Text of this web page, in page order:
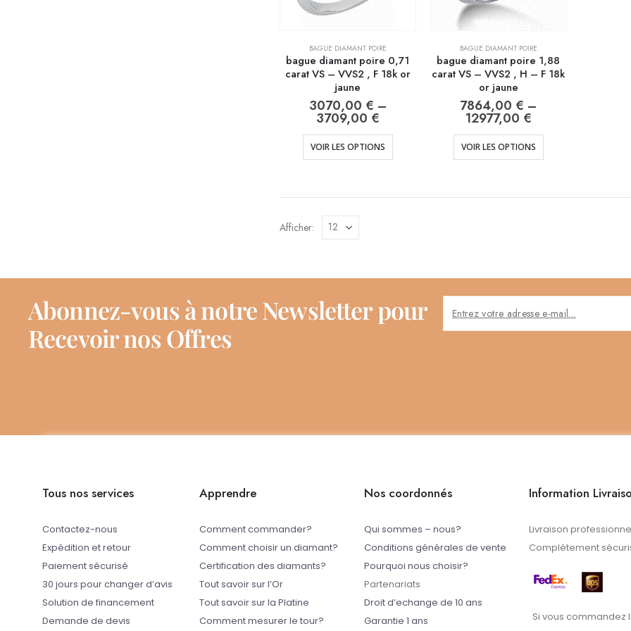
BAGUE DIAMANT POIRE
bague diamant poire 0,71
carat VS – VVS2 , F 18k or
jaune
3070,00 € –
3709,00 €
VOIR LES OPTIONS
BAGUE DIAMANT POIRE
bague diamant poire 1,88
carat VS – VVS2 , H – F 18k
or jaune
7864,00 € –
12977,00 €
VOIR LES OPTIONS
Afficher:
Abonnez-vous à notre Newsletter pour
Recevoir nos Offres
Tous nos services
Contactez-nous
Expédition et retour
Paiement sécurisé
30 jours pour changer d’avis
Solution de financement
Demande de devis
Apprendre
Comment commander?
Comment choisir un diamant?
Certification des diamants?
Tout savoir sur l’Or
Tout savoir sur la Platine
Comment mesurer le tour?
Nos coordonnés
Qui sommes – nous?
Conditions générales de vente
Pourquoi nous choisir?
Partenariats
Droit d’echange de 10 ans
Garantie 1 ans
Information
Livraison
Complètement
Si vous commandez